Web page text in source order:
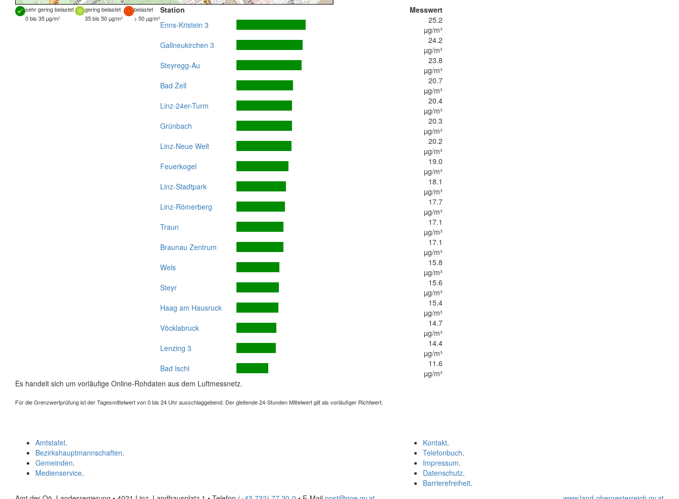
sehr gering belastet gering belastet
belastet
0 bis 35 µg/m³
35 bis 50 µg/m³ > 50 µg/m³
Station
Messwert
Enns-Kristein 3
25.2
µg/m³
Gallneukirchen 3
24.2
µg/m³
Steyregg-Au
23.8
µg/m³
Bad Zell
20.7
µg/m³
Linz-24er-Turm
20.4
µg/m³
Grünbach
20.3
µg/m³
Linz-Neue Welt
20.2
µg/m³
Feuerkogel
19.0
µg/m³
Linz-Stadtpark
18.1
µg/m³
Linz-Römerberg
17.7
µg/m³
Traun
17.1
µg/m³
Braunau Zentrum
17.1
µg/m³
Wels
15.8
µg/m³
Steyr
15.6
µg/m³
Haag am Hausruck
15.4
µg/m³
Vöcklabruck
14.7
µg/m³
Lenzing 3
14.4
µg/m³
Bad Ischl
11.6
µg/m³
Es handelt sich um vorläufige Online-Rohdaten aus dem Luftmessnetz.
Für die Grenzwertprüfung ist der Tagesmittelwert von 0 bis 24 Uhr ausschlaggebend. Der gleitende 24-Stunden Mittelwert gilt als vorläufiger Richtwert.
Kontakt.
Telefonbuch.
Impressum.
Datenschutz.
Barrierefreiheit.
Amtstafel.
Bezirkshauptmannschaften.
Gemeinden.
Medienservice.